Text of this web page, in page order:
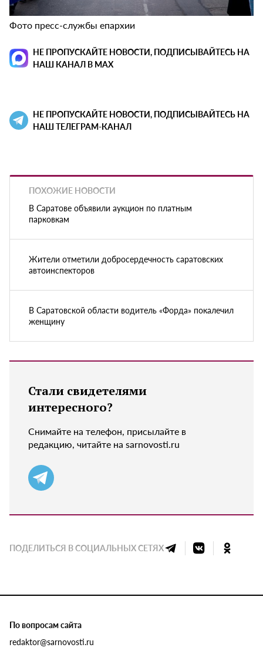
Фото пресс-службы епархии
НЕ ПРОПУСКАЙТЕ НОВОСТИ, ПОДПИСЫВАЙТЕСЬ НА
НАШ КАНАЛ В MAX
НЕ ПРОПУСКАЙТЕ НОВОСТИ, ПОДПИСЫВАЙТЕСЬ НА
НАШ ТЕЛЕГРАМ-КАНАЛ
ПОХОЖИЕ НОВОСТИ
В Саратове объявили аукцион по платным
парковкам
Жители отметили добросердечность саратовских
автоинспекторов
В Саратовской области водитель «Форда» покалечил
женщину
Стали свидетелями
интересного?
Снимайте на телефон, присылайте в
редакцию, читайте на sarnovosti.ru
ПОДЕЛИТЬСЯ В СОЦИАЛЬНЫХ СЕТЯХ
По вопросам сайта
redaktor@sarnovosti.ru